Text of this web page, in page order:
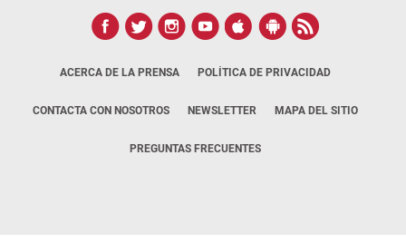
ACERCA DE LA PRENSA POLÍTICA DE PRIVACIDAD
CONTACTA CON NOSOTROS NEWSLETTER MAPA DEL SITIO
PREGUNTAS FRECUENTES